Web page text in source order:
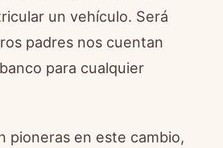
un vehículo. Será
padres nos cuentan
para cualquier
pioneras en este cambio,